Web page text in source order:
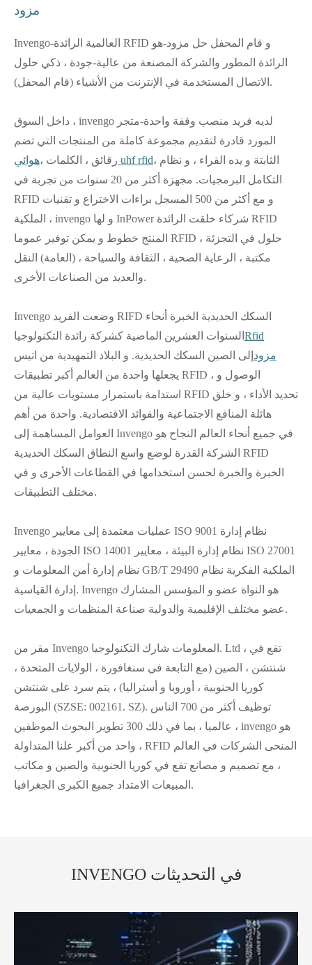
مزود
Invengo-العالمية الرائدة RFID و قام المحفل حل مزود-هو
الرائدة المطور والشركة المصنعة من عالية-جودة ، ذكي حلول
الاتصال المستخدمة في الإنترنت من الأشياء (قام المحفل).
داخل السوق ، invengo لديه فريد منصب وقفة واحدة-متجر
المورد قادرة لتقديم مجموعة كاملة من المنتجات التي تضم
رقائق ، الكلمات ، هوائي uhf rfid، الثابتة و يده القراء ، و نظام
التكامل البرمجيات. مجهزة أكثر من 20 سنوات من تجربة في
RFID و مع أكثر من 500 المسجل براءات الاختراع و تقنيات
الملكية ، invengo و لها InPower شركاء خلقت الرائدة RFID
المنتج خطوط و يمكن توفير عموما RFID حلول في التجزئة ،
مكتبة ، الرعاية الصحية ، الثقافة والسياحة ، (العامة) النقل
والعديد من الصناعات الأخرى.
Invengo وضعت الفريد RIFD السكك الحديدية الخبرة أنحاء
السنوات العشرين الماضية كشركة رائدة التكنولوجيا Rfid
مزود إلى الصين السكك الحديدية. و البلاد التمهيدية من اتيس
يجعلها واحدة من العالم أكبر تطبيقات RFID ، الوصول و
استدامة باستمرار مستويات عالية من RFID تحديد الأداء ، و خلق
هائلة المنافع الاجتماعية والفوائد الاقتصادية. واحدة من أهم
العوامل المساهمة إلى Invengo في جميع أنحاء العالم النجاح هو
الشركة القدرة لوضع واسع النطاق السكك الحديدية RFID
الخبرة والخبرة لحسن استخدامها في القطاعات الأخرى و في
مختلف التطبيقات.
Invengo عمليات معتمدة إلى معايير ISO 9001 نظام إدارة
الجودة ، معايير ISO 14001 نظام إدارة البيئة ، معايير ISO 27001
نظام إدارة أمن المعلومات و GB/T 29490 الملكية الفكرية نظام
إدارة القياسية. Invengo هو النواة عضو و المؤسس المشارك
عضو مختلف الإقليمية والدولية صناعة المنظمات و الجمعيات.
مقر من Invengo المعلومات شارك التكنولوجيا. Ltd ، تقع في
شنتشن ، الصين (مع التابعة في سنغافورة ، الولايات المتحدة ،
كوريا الجنوبية ، أوروبا و أستراليا) ، يتم سرد على شنتشن
البورصة (SZSE: 002161. SZ). توظيف أكثر من 700 الناس
عالميا ، بما في ذلك 300 تطوير البحوث الموظفين ، invengo هو
واحد من أكبر علنا المتداولة ، RFID المنحى الشركات في العالم
، مع تصميم و مصانع تقع في كوريا الجنوبية والصين و مكاتب
المبيعات الامتداد جميع الكبرى الجغرافيا.
INVENGO في التحديثات